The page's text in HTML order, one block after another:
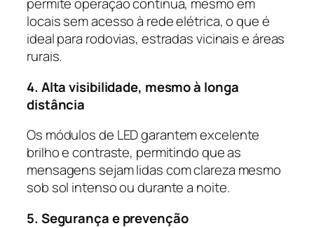
locais sem acesso à rede elétrica, o que é
ideal para rodovias, estradas vicinais e áreas
rurais.
4. Alta visibilidade, mesmo à longa
distância
Os módulos de LED garantem excelente
brilho e contraste, permitindo que as
mensagens sejam lidas com clareza mesmo
sob sol intenso ou durante a noite.
5. Segurança e prevenção